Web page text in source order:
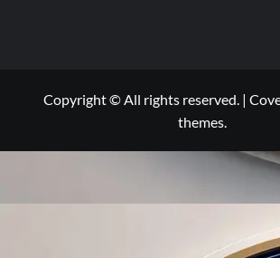
Copyright © All rights reserved. |
themes.